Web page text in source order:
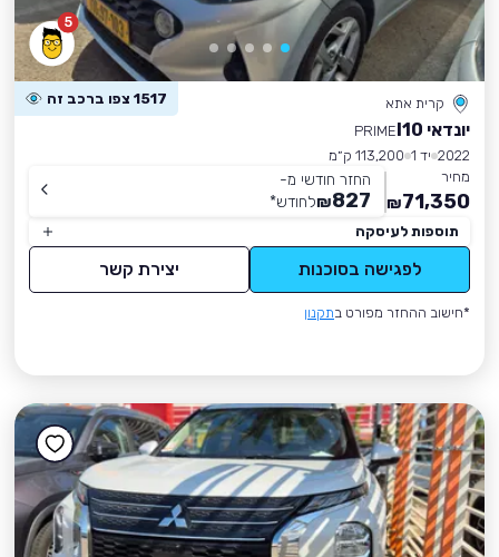
5
קרית אתא 1517 צפו ברכב זה
יונדאי I10
PRIME
2022 יד 1
113,200 ק״מ
מחיר
71,350
₪
החזר חודשי מ-
827
₪לחודש*
תוספות לעיסקה
לפגישה בסוכנות יצירת קשר
*חישוב ההחזר מפורט בתקנון